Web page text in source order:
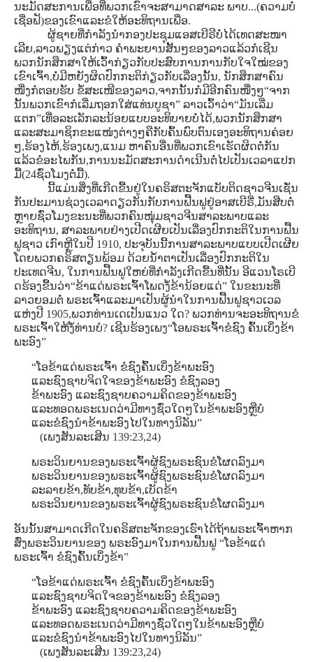
ນະມັດສະການເພື່ອທີ່ພວກເຂົາຈະສາມາດສາລະ ພາບ...(ຄວາມບໍ່
ເຊື່ອຟັ)ຂອງເຂົາແລະຂໍໃຫ້ອະທິຖານເພື່ອ.
ຜູ້ຊາຍທີ່ກໍາລັງນໍາກອງປະຊຸມແອສເບີຣີບໍ່ໄດ້ເທດສະໜາ
ເລີຍ,ລາວພຽງແຕ່ກ່າວ ຄໍາພະຍານສັ້ນໆຂອງລາວແລ້ວກໍເຊີນ
ພວກນັກສຶກສາໃຫ້ເວົ້າກ່ຽວກັບປະສົບການການກັບໃຈໃໝ່ຂອງ
ເຂົາເຈົ້າ,ບໍ່ມີຫຍັງຜິດປົກກະຕິກ່ຽວກັບເລື່ອງນັ້ນ, ນັກສຶກສາຄົນ
ໜື່ງກໍຕອບຮັບ ຂໍ້ສະເໜີຂອງລາວ,ຈາກນັ້ນກໍມີອີກຄົນໜື່ງໆ“ຈາກ
ນັ້ນພວກເຂົາກໍເລີ່ມຖອກໃສ່ແທ່ນບູຊາ” ລາວເວົ້າວ່າ“ມັນເລີ່ມ
ແຕກ”ເທື່ອລະເລັກລະນ້ອຍແບບອະທິບາຍບໍ່ໄດ້,ພວກນັກສຶກສາ
ແລະສະມາຊິກຂະແໜ່ງຕ່າງໆຄືກັບຄົ້ນພົບຕົນເອງອະທິຖານຄ່ອຍ
ໆ,ຮ້ອງໄຫ້,ຮ້ອງເພງ,ແນມ ຫາຄົນອື່ນທີ່ພວກເຂົາເຮັດຜິດຕໍ່ກັນ
ແລ້ວຂໍອະໄພກັນ,ການນະມັດສະການດໍາເນີນຕໍ່ໄປເປັນເວລາແປກ
ມື້(24ຊົ່ວໂມງຕໍ່ມື້).
ນີ້ແມ່ນສິ່ງທີ່ເກີດຂື້ນຢູ່ໃນຄຣິສຕະຈັກແບັບຕິດຊາວຈີນເຊັ່ນ
ກັນປະມານຊ່ວງເວລາດຽວກັນກັບການຟື້ນຟູຢູ່ອາສເບີຣີ່,ມັນສືບຕໍ່
ຫຼາຍຊົ່ວໂມງຂະນະທີ່ພວກຄົນໜຸ່ມຊາວຈີນສາລະພາບແລະ
ອະທິຖານ, ສາລະພາບຢ່າງເປີດເຜີຍເປັນເລື່ອງປົກກະຕິໃນການຟື້ນ
ຟູຊາວ ເກົາຫຼີໃນປີ 1910, ປະຈຸບັນນີ້ການສາລະພາບແບບເປີດເຜີຍ
ໂດຍພວກຄຣິສຕຽນພ້ອມ ດ້ວຍນໍ້າຕາເປັນເລື່ອງປົກກະຕິໃນ
ປະເທດຈີນ, ໃນການຟື້ນຟູໃຫຍ່ທີ່ກໍາລັງເກີດຂື້ນທີ່ນັ້ນ ອີແວນໂຣເບີ
ດຮ້ອງຂື້ນວ່າ“ຂ້າແດ່ພຣະເຈົ້າໂພດງໍ້ຂ້ານ້ອຍແດ່” ໃນຂະນະທີ່
ລາວຍອມຕໍ່ ພຣະເຈົ້າແລະມາເປັນຜູ້ນໍາໃນການຟື້ນຟູຊາວເວລ
ແຫ່ງປີ 1905,ພວກທ່ານເດເປັນແນວ ໃດ? ພວກທ່ານຈະອະທິຖານຂໍ
ພຣະເຈົ້າໃຫ້ງໍ້ທ່ານບໍ? ເຊີນຮ້ອງເພງ“ໂອພຣະເຈົ້າຂໍຊົງ ຄົ້ນເບິ່ງຂ້າ
ພະອົງ”
“ໂອຂ້າແດ່ພຣະເຈົ້າ ຂໍຊົງຄົ້ນເບິ່ງຂ້າພະອົງ
ແລະຊົງຊາບຈິດໃຈຂອງຂ້າພະອົງ ຂໍຊົງລອງ
ຂ້າພະອົງ ແລະຊົງຊາບຄວາມຄິດຂອງຂ້າພະອົງ
ແລະທອດພຣະເນດວ່າມີທາງຊົ່ວໃດໆໃນຂ້າພະອົງຫຼືບໍ
ແລະຂໍຊົງນໍາຂ້າພະອົງໄປໃນທາງນິລັນ”
(ເພງສັນລະເສີນ 139:23,24)
ພຣະວິນຍານຂອງພຣະເຈົ້າຜູ້ຊົງພຣະຊົນຂໍໂຜດລົງມາ
ພຣະວິນຍານຂອງພຣະເຈົ້າຜູ້ຊົງພຣະຊົນຂໍໂຜດລົງມາ
ລະລາຍຂ້າ,ທັບຂ້າ,ທຸບຂ້າ,ເບັດຂ້າ
ພຣະວິນຍານຂອງພຣະເຈົ້າຜູ້ຊົງພຣະຊົນຂໍໂຜດລົງມາ
ອັນນັ້ນສາມາດເກີດໃນຄຣິສຕະຈັກຂອງເຮົາໄດ້ຖ້າພຣະເຈົ້າຫາກ
ສົ່ງພຣະວິນຍານຂອງ ພຣະອົງມາໃນການຟື້ນຟູ “ໂອຂ້າແດ່
ພຣະເຈົ້າ ຂໍຊົງຄົ້ນເບິ່ງຂ້າ”
“ໂອຂ້າແດ່ພຣະເຈົ້າ ຂໍຊົງຄົ້ນເບິ່ງຂ້າພະອົງ
ແລະຊົງຊາບຈິດໃຈຂອງຂ້າພະອົງ ຂໍຊົງລອງ
ຂ້າພະອົງ ແລະຊົງຊາບຄວາມຄິດຂອງຂ້າພະອົງ
ແລະທອດພຣະເນດວ່າມີທາງຊົ່ວໃດໆໃນຂ້າພະອົງຫຼືບໍ
ແລະຂໍຊົງນໍາຂ້າພະອົງໄປໃນທາງນິລັນ”
(ເພງສັນລະເສີນ 139:23,24)